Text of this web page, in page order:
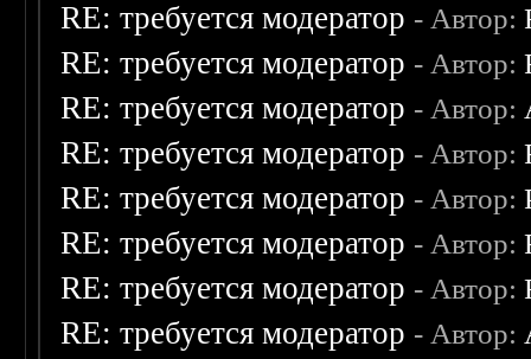
RE: требуется модератор - Автор:
RE: требуется модератор - Автор:
RE: требуется модератор - Автор:
RE: требуется модератор - Автор:
RE: требуется модератор - Автор:
RE: требуется модератор - Автор:
RE: требуется модератор - Автор:
RE: требуется модератор - Автор: